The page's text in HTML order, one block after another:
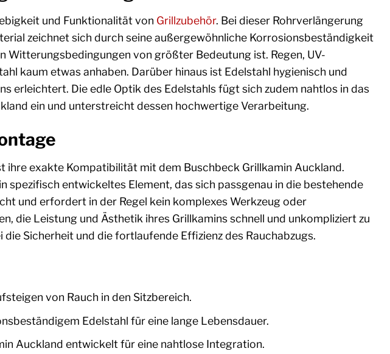
und Funktionalität von Grillzubehör. Bei dieser Rohrverlängerung
zeichnet sich durch seine außergewöhnliche Korrosionsbeständigkeit
Witterungsbedingungen von größter Bedeutung ist. Regen, UV-
kaum etwas anhaben. Darüber hinaus ist Edelstahl hygienisch und
erleichtert. Die edle Optik des Edelstahls fügt sich zudem nahtlos in das
ein und unterstreicht dessen hochwertige Verarbeitung.
ihre exakte Kompatibilität mit dem Buschbeck Grillkamin Auckland.
spezifisch entwickeltes Element, das sich passgenau in die bestehende
und erfordert in der Regel kein komplexes Werkzeug oder
die Leistung und Ästhetik ihres Grillkamins schnell und unkompliziert zu
Sicherheit und die fortlaufende Effizienz des Rauchabzugs.
von Rauch in den Sitzbereich.
Edelstahl für eine lange Lebensdauer.
Auckland entwickelt für eine nahtlose Integration.